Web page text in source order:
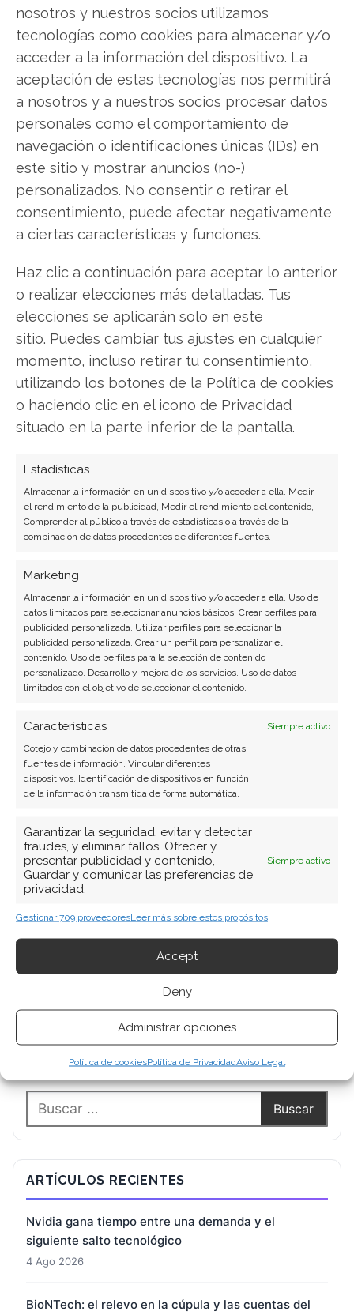
nosotros y nuestros socios utilizamos
tecnologías como cookies para almacenar y/o
acceder a la información del dispositivo. La
aceptación de estas tecnologías nos permitirá
a nosotros y a nuestros socios procesar datos
personales como el comportamiento de
navegación o identificaciones únicas (IDs) en
este sitio y mostrar anuncios (no-)
personalizados. No consentir o retirar el
consentimiento, puede afectar negativamente
a ciertas características y funciones.
Haz clic a continuación para aceptar lo anterior
o realizar elecciones más detalladas. Tus
elecciones se aplicarán solo en este
sitio. Puedes cambiar tus ajustes en cualquier
momento, incluso retirar tu consentimiento,
utilizando los botones de la Política de cookies
o haciendo clic en el icono de Privacidad
situado en la parte inferior de la pantalla.
Estadísticas
Almacenar la información en un dispositivo y/o acceder a ella, Medir
el rendimiento de la publicidad, Medir el rendimiento del contenido,
Comprender al público a través de estadísticas o a través de la
combinación de datos procedentes de diferentes fuentes.
Marketing
Almacenar la información en un dispositivo y/o acceder a ella, Uso de
datos limitados para seleccionar anuncios básicos, Crear perfiles para
publicidad personalizada, Utilizar perfiles para seleccionar la
publicidad personalizada, Crear un perfil para personalizar el
contenido, Uso de perfiles para la selección de contenido
personalizado, Desarrollo y mejora de los servicios, Uso de datos
limitados con el objetivo de seleccionar el contenido.
Características
Siempre activo
Cotejo y combinación de datos procedentes de otras
fuentes de información, Vincular diferentes
dispositivos, Identificación de dispositivos en función
de la información transmitida de forma automática.
Garantizar la seguridad, evitar y detectar
fraudes, y eliminar fallos, Ofrecer y
presentar publicidad y contenido,
Guardar y comunicar las preferencias de
privacidad.
Siempre activo
Gestionar 709 proveedoresLeer más sobre estos propósitos
Accept
Deny
Administrar opciones
Política de cookiesPolítica de PrivacidadAviso Legal
Twitter
Facebook
Copiar enlace
SOBRE EL AUTOR
Laura Fernández Silva
Analista tecnológica enfocada en innovación digital,
comercio electrónico y aplicaciones móviles.
Colaboradora habitual en medios especializados
del sector tech.
Ver todos los artículos →
BUSCAR
ARTÍCULOS RECIENTES
Nvidia gana tiempo entre una demanda y el
siguiente salto tecnológico
4 Ago 2026
BioNTech: el relevo en la cúpula y las cuentas del